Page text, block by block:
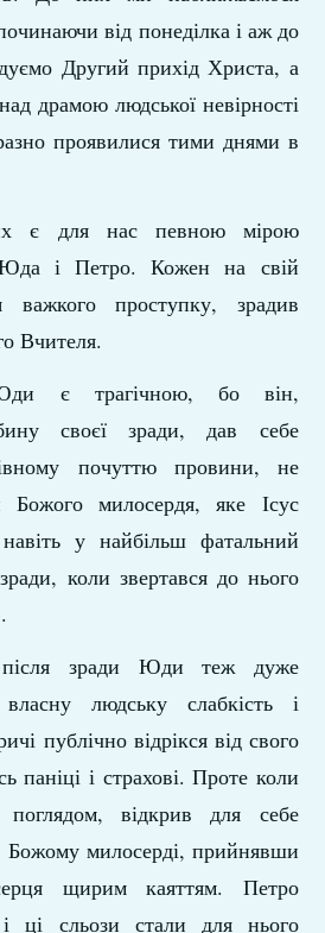
від понеділка і аж до
Другий прихід Христа, а
драмою людської невірності
проявилися тими днями в
є для нас певною мірою
і Петро. Кожен на свій
важкого проступку, зрадив
Вчителя.
є трагічною, бо він,
своєї зради, дав себе
почуттю провини, не
милосердя, яке Ісус
у найбільш фатальний
коли звертався до нього
після зради Юди теж дуже
людську слабкість і
публічно відрікся від свого
паніці і страхові. Проте коли
відкрив для себе
Божому милосерді, прийнявши
щирим каяттям. Петро
і ці сльози стали для нього